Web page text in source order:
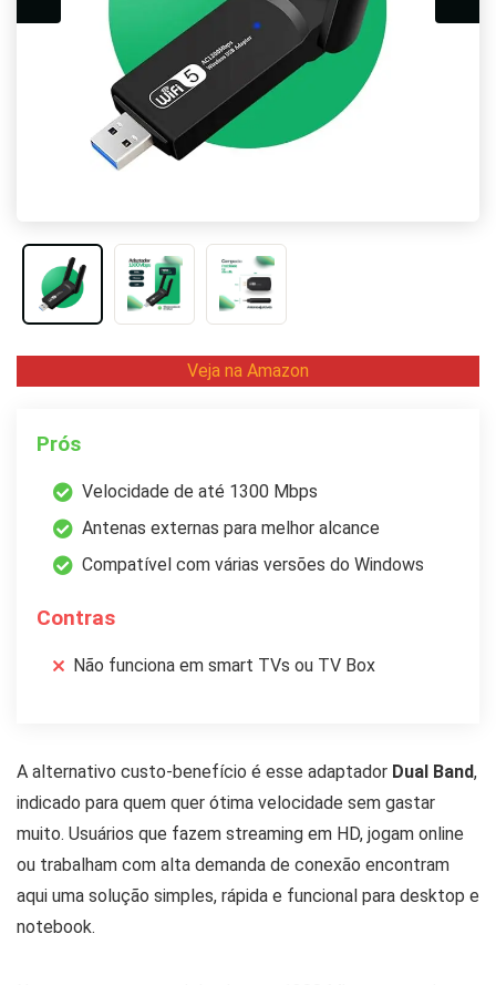
Veja na Amazon
Prós
Velocidade de até 1300 Mbps
Antenas externas para melhor alcance
Compatível com várias versões do Windows
Contras
Não funciona em smart TVs ou TV Box
A alternativo custo-benefício é esse adaptador Dual Band,
indicado para quem quer ótima velocidade sem gastar
muito. Usuários que fazem streaming em HD, jogam online
ou trabalham com alta demanda de conexão encontram
aqui uma solução simples, rápida e funcional para desktop e
notebook.